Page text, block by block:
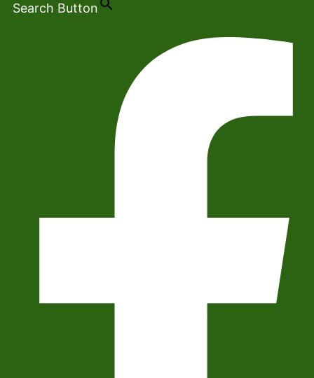
Search Button